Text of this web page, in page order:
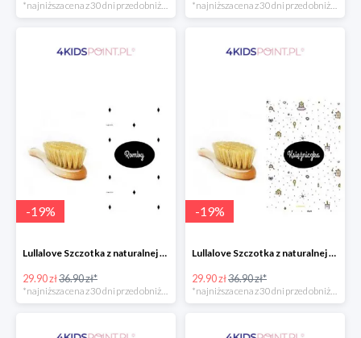
-19%
Lullalove Szczotka z naturalnej szczeciny z myjką muślinową "Romby"
29.90 zł36.90 zł*
-19%
Lullalove Szczotka z naturalnej szczeciny z myjką muślinową "Księżniczka"
29.90 zł36.90 zł*